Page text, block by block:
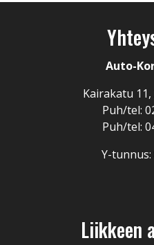
Auto-
Kairakatu 11,
Puh/tel:
Puh/tel:
Y-tunnus:
Liikkeen